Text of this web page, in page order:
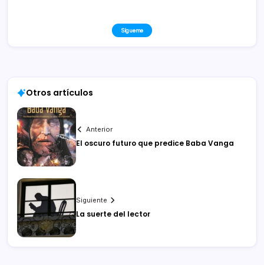
Sígueme
Otros artículos
Anterior
El oscuro futuro que predice Baba Vanga
Siguiente
La suerte del lector